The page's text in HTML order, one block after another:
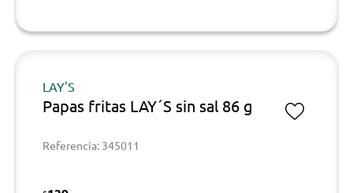
LAY'S
Papas fritas LAY´S sin sal 86 g
Referencia: 345011